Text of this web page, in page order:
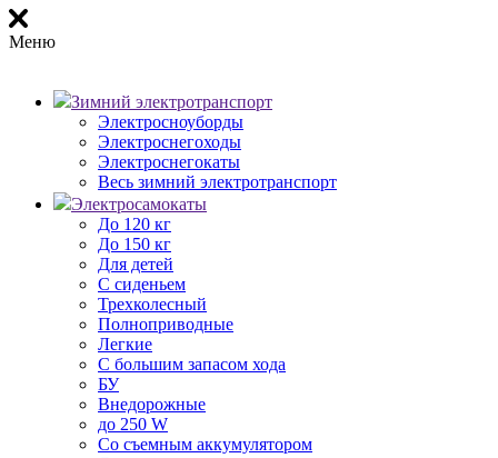
Меню
Зимний электротранспорт
Электросноуборды
Электроснегоходы
Электроснегокаты
Весь зимний электротранспорт
Электросамокаты
До 120 кг
До 150 кг
Для детей
С сиденьем
Трехколесный
Полноприводные
Легкие
С большим запасом хода
БУ
Внедорожные
до 250 W
Со съемным аккумулятором